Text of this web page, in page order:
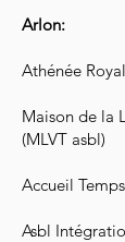
Arlon:
Athénée
Maison de la
(MLVT asbl)
Accueil
Asbl